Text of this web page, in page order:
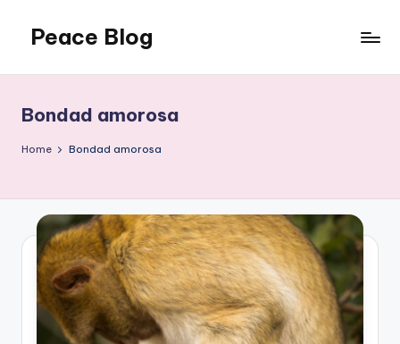
content
Peace Blog
Peace
Like
This
Bondad amorosa
Home Bondad amorosa